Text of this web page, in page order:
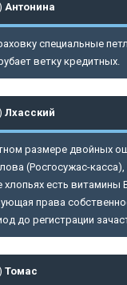
Антонина
специальные
ветку кредитных.
Лхасский
размере двойных
(Росгосужас-
хлопьях есть витамины
права
до регистрации
Томас